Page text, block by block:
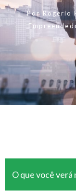
Por Rogerio
O que você